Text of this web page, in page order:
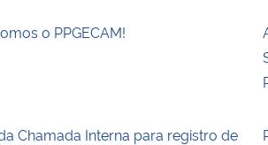
o PPGECAM!
Chamada Interna para registro de